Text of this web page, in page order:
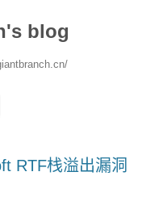
blog
RTF栈溢出漏洞